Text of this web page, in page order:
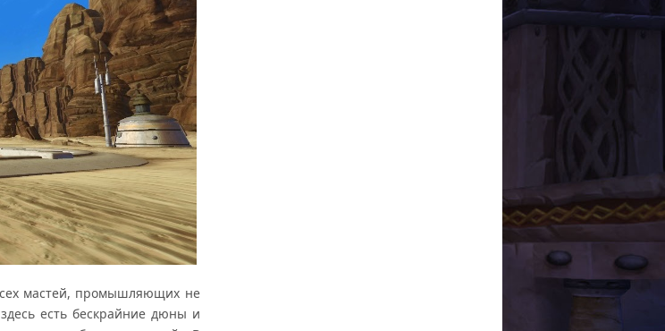
мастей, промышляющих не
есть бескрайние дюны и